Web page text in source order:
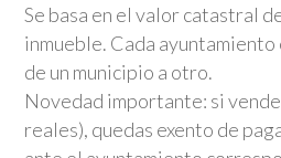
Se basa en el valor catastral
inmueble. Cada
de un municipio a otro.
Novedad importante: si
reales), quedas exento de